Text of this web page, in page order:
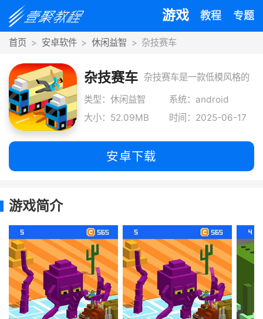
游戏 教程 专题
首页 安卓软件 休闲益智 杂技赛车
杂技赛车 杂技赛车是一款低模风格的
魔性赛车休闲手游，玩家操
控可分裂的赛
类型：休闲益智
系统：android
大小：52.09MB
时间：2025-06-17
安卓下载
游戏简介